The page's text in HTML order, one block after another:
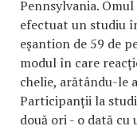
Pennsylvania.
efectuat un studiu
eșantion de 59 de
modul în care
chelie, arătându-le
Participanții la
două ori - o dată cu